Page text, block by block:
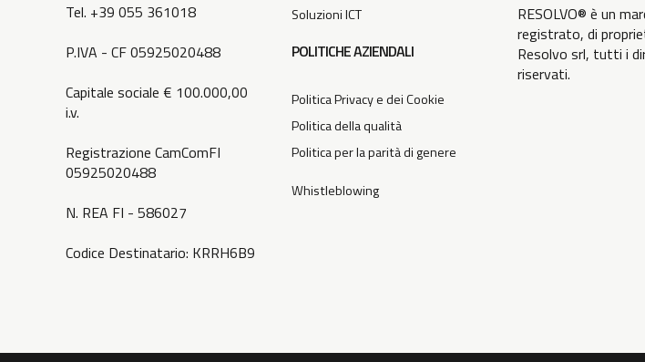
Tel. +39 055 361018
P.IVA - CF 05925020488
Capitale sociale € 100.000,00
i.v.
Registrazione CamComFI
05925020488
N. REA FI - 586027
Codice Destinatario: KRRH6B9
Soluzioni ICT
POLITICHE AZIENDALI
Politica Privacy e dei Cookie
Politica della qualità
Politica per la parità di genere
Whistleblowing
RESOLVO® è un
registrato, di
Resolvo srl, tutti i
riservati.